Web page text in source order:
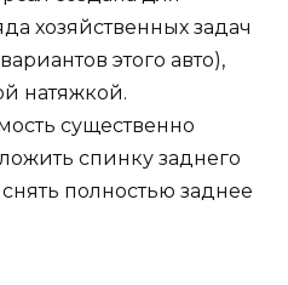
хозяйственных задач
этого авто),
натяжкой.
существенно
спинку заднего
полностью заднее